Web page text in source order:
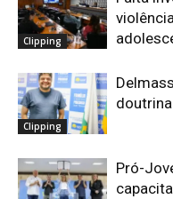
Clipping
Clipping
Pró-